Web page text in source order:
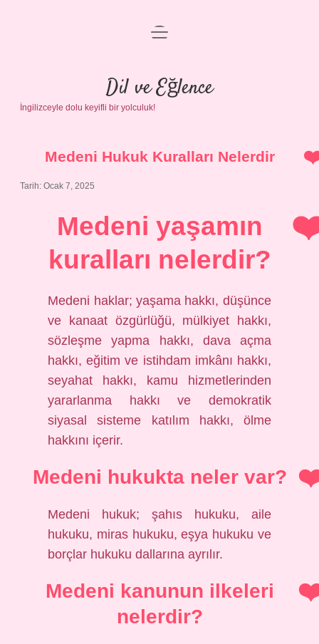
Anasayfa
Gizlilik Politikası
Yasal Uyarı
menüyü
Dil ve Eğlence
İngilizceyle dolu keyifli bir yolculuk!
Medeni Hukuk Kuralları Nelerdir
Tarih: Ocak 7, 2025
Medeni yaşamın
kuralları nelerdir?
Medeni haklar; yaşama hakkı, düşünce
ve kanaat özgürlüğü, mülkiyet hakkı,
sözleşme yapma hakkı, dava açma
hakkı, eğitim ve istihdam imkânı hakkı,
seyahat hakkı, kamu hizmetlerinden
yararlanma hakkı ve demokratik
siyasal sisteme katılım hakkı, ölme
hakkını içerir.
Medeni hukukta neler var?
Medeni hukuk; şahıs hukuku, aile
hukuku, miras hukuku, eşya hukuku ve
borçlar hukuku dallarına ayrılır.
Medeni kanunun ilkeleri
nelerdir?